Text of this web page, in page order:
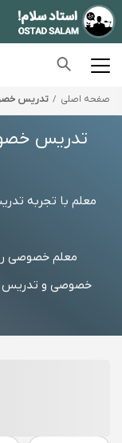
صفحه اصلی تدریس
تدریس
معلم با تجربه
معلم خصوصی
خصوصی و تدریس